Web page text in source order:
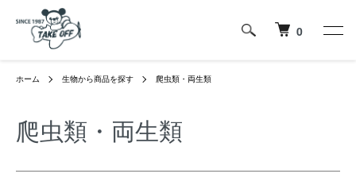
0
ホーム 生物から商品を探す 爬虫類・両生類
爬虫類・両生類